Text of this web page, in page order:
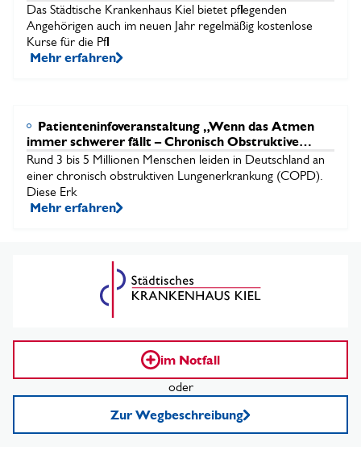
Das Städtische Krankenhaus Kiel bietet pflegenden
Angehörigen auch im neuen Jahr regelmäßig kostenlose
Kurse für die Pfl
Mehr erfahren
Patienteninfoveranstaltung „Wenn das Atmen
immer schwerer fällt – Chronisch Obstruktive
Lungenerkrankung (COPD) - im Alltag mit der
Erkrankung leben“ am 30. Juni 2026
Rund 3 bis 5 Millionen Menschen leiden in Deutschland an
einer chronisch obstruktiven Lungenerkrankung (COPD).
Diese Erk
Mehr erfahren
im Notfall
oder
Zur Wegbeschreibung